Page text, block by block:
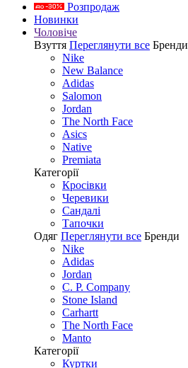
Розпродаж
Новинки
Чоловіче
Взуття Переглянути все Бренди
Nike
New Balance
Adidas
Salomon
Jordan
The North Face
Asics
Native
Premiata
Категорії
Кросівки
Черевики
Сандалі
Tапочки
Одяг Переглянути все Бренди
Nike
Adidas
Jordan
C. P. Company
Stone Island
Carhartt
The North Face
Manto
Категорії
Куртки